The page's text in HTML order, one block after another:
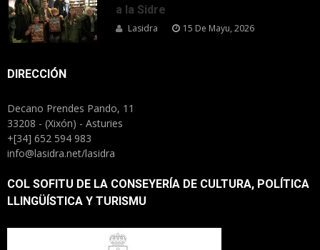
a la Sidre
Lasidra 15 De Mayu, 2026
DIRECCIÓN
Decano Prendes Pando, 11
33208 - (Xixón) - Asturies
+[34] 652 594 983
info@lasidra.net/lasidra
COL SOFITU DE LA CONSEYERÍA DE CULTURA, POLÍTICA
LLINGÜÍSTICA Y TURISMU